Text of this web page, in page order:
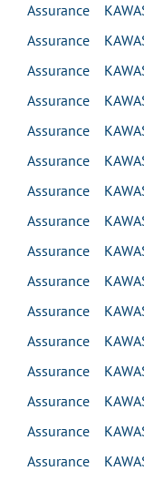
Assurance
Assurance
Assurance
Assurance
Assurance
Assurance
Assurance
Assurance
Assurance
Assurance
Assurance
Assurance
Assurance
Assurance
Assurance
Assurance